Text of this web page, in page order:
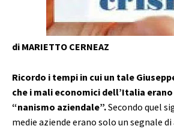
di MARIETTO CERNEAZ
Ricordo i tempi in cui un tale
che i mali economici dell’Italia
“nanismo aziendale”.Secondo quel
medie aziende erano solo un segnale